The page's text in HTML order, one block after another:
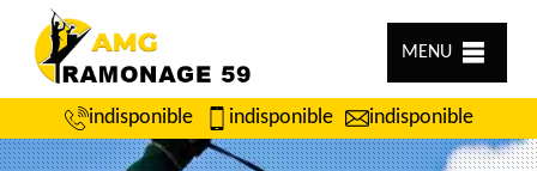
MENU
indisponible indisponible indisponible